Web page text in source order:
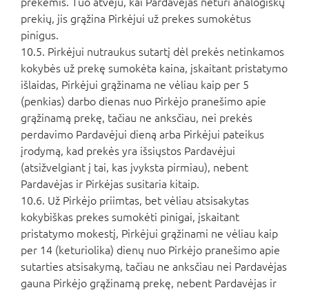
prekių, jis grąžina Pirkėjui už prekes sumokėtus
pinigus.
10.5. Pirkėjui nutraukus sutartį dėl prekės netinkamos
kokybės už prekę sumokėta kaina, įskaitant pristatymo
išlaidas, Pirkėjui grąžinama ne vėliau kaip per 5
(penkias) darbo dienas nuo Pirkėjo pranešimo apie
grąžinamą prekę, tačiau ne anksčiau, nei prekės
perdavimo Pardavėjui dieną arba Pirkėjui pateikus
įrodymą, kad prekės yra išsiųstos Pardavėjui
(atsižvelgiant į tai, kas įvyksta pirmiau), nebent
Pardavėjas ir Pirkėjas susitaria kitaip.
10.6. Už Pirkėjo priimtas, bet vėliau atsisakytas
kokybiškas prekes sumokėti pinigai, įskaitant
pristatymo mokestį, Pirkėjui grąžinami ne vėliau kaip
per 14 (keturiolika) dienų nuo Pirkėjo pranešimo apie
sutarties atsisakymą, tačiau ne anksčiau nei Pardavėjas
gauna Pirkėjo grąžinamą prekę, nebent Pardavėjas ir